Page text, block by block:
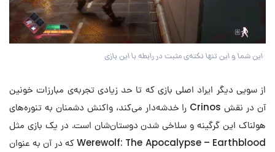
این شما و این تنها نکته‌ی مثبت در رابطه با این بازی
از سویی دیگر ایراد اصلی بازی که تا حد زیادی تجربه‌ی مبارزات خونین
آن در نقش Crinos را خدشه‌دار می‌کند، واکنش دشمنان به تنوره‌های
هولناک این گرگینه و سلاخی شدن دوستان‌شان است. در یک بازی مثل
Werewolf: The Apocalypse – Earthblood که در آن به عنوان